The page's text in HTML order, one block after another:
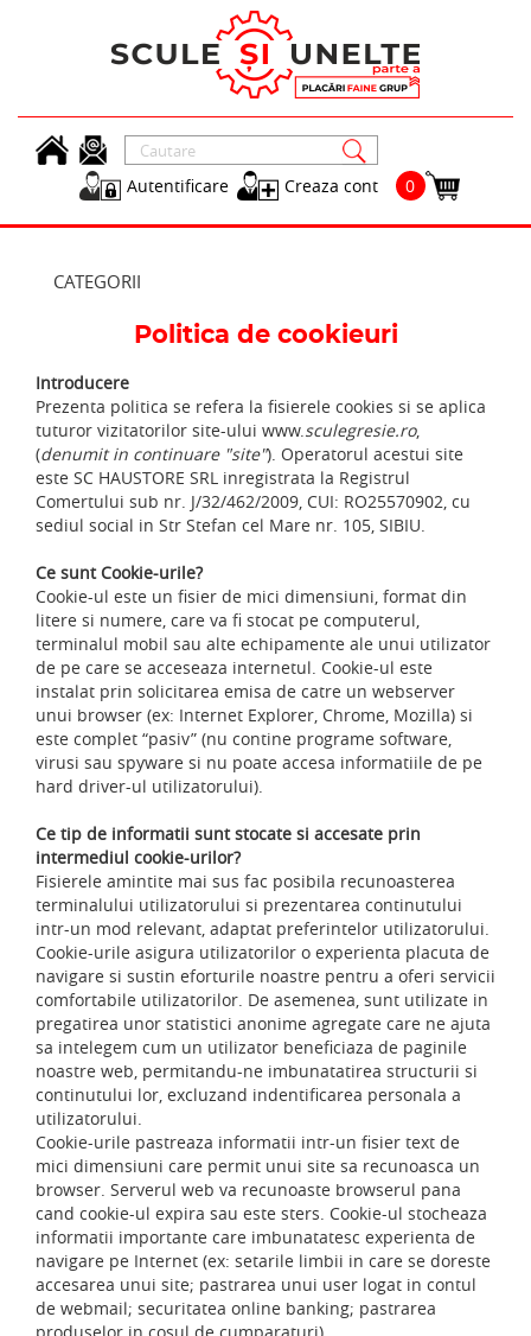
Autentificare Creaza cont 0
CATEGORII
Politica de cookieuri
Introducere
Prezenta politica se refera la fisierele cookies si se aplica
tuturor vizitatorilor site-ului www.sculegresie.ro,
(denumit in continuare "site"). Operatorul acestui site
este SC HAUSTORE SRL inregistrata la Registrul
Comertului sub nr. J/32/462/2009, CUI: RO25570902, cu
sediul social in Str Stefan cel Mare nr. 105, SIBIU.
Ce sunt Cookie-urile?
Cookie-ul este un fisier de mici dimensiuni, format din
litere si numere, care va fi stocat pe computerul,
terminalul mobil sau alte echipamente ale unui utilizator
de pe care se acceseaza internetul. Cookie-ul este
instalat prin solicitarea emisa de catre un webserver
unui browser (ex: Internet Explorer, Chrome, Mozilla) si
este complet “pasiv” (nu contine programe software,
virusi sau spyware si nu poate accesa informatiile de pe
hard driver-ul utilizatorului).
Ce tip de informatii sunt stocate si accesate prin
intermediul cookie-urilor?
Fisierele amintite mai sus fac posibila recunoasterea
terminalului utilizatorului si prezentarea continutului
intr-un mod relevant, adaptat preferintelor utilizatorului.
Cookie-urile asigura utilizatorilor o experienta placuta de
navigare si sustin eforturile noastre pentru a oferi servicii
comfortabile utilizatorilor. De asemenea, sunt utilizate in
pregatirea unor statistici anonime agregate care ne ajuta
sa intelegem cum un utilizator beneficiaza de paginile
noastre web, permitandu-ne imbunatatirea structurii si
continutului lor, excluzand indentificarea personala a
utilizatorului.
Cookie-urile pastreaza informatii intr-un fisier text de
mici dimensiuni care permit unui site sa recunoasca un
browser. Serverul web va recunoaste browserul pana
cand cookie-ul expira sau este sters. Cookie-ul stocheaza
informatii importante care imbunatatesc experienta de
navigare pe Internet (ex: setarile limbii in care se doreste
accesarea unui site; pastrarea unui user logat in contul
de webmail; securitatea online banking; pastrarea